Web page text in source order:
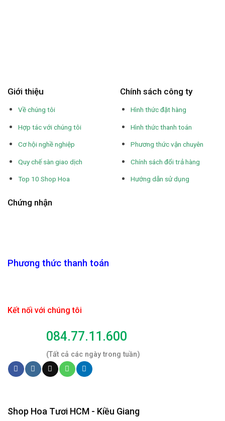
Giới thiệu
Về chúng tôi
Hợp tác với chúng tôi
Cơ hội nghề nghiệp
Quy chế sàn giao dịch
Top 10 Shop Hoa
Chứng nhận
Chính sách công ty
Hình thức đặt hàng
Hình thức thanh toán
Phương thức vận chuyên
Chính sách đổi trả hàng
Hướng dẫn sử dụng
Phương thức thanh toán
Kết nối với chúng tôi
084.77.11.600
(Tất cả các ngày trong tuần)
Shop Hoa Tươi HCM - Kiều Giang